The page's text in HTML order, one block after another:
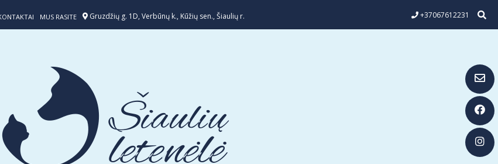
MUS RASITE Gruzdžių g. 1D, Verbūnų k., Kūžių sen., Šiaulių r. +37067612231